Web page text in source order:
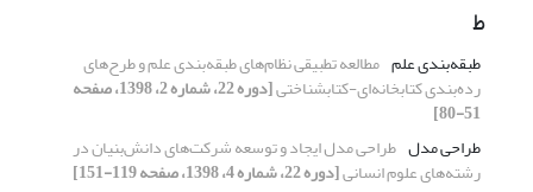
ط
طبقه‌بندی علم مطالعه تطبیقی نظام‌های طبقه‌بندی علم و طرح‌های
رده‌بندی کتابخانه‌ای-کتابشناختی [دوره 22، شماره 2، 1398، صفحه
51-80]
طراحی مدل طراحی مدل ایجاد و توسعه شرکت‌های دانش‌بنیان در
رشته‌های علوم انسانی[دوره 22، شماره 4، 1398، صفحه 119-151]